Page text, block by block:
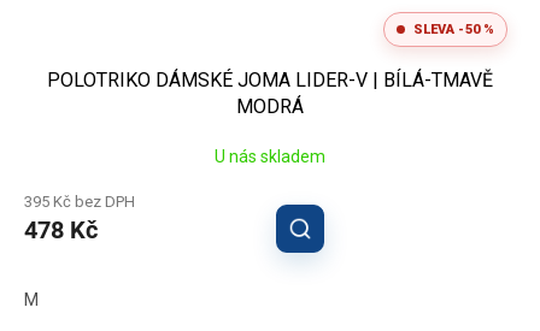
SLEVA -50 %
POLOTRIKO DÁMSKÉ JOMA LIDER-V | BÍLÁ-TMAVĚ
MODRÁ
U nás skladem
395 Kč bez DPH
478 Kč
M